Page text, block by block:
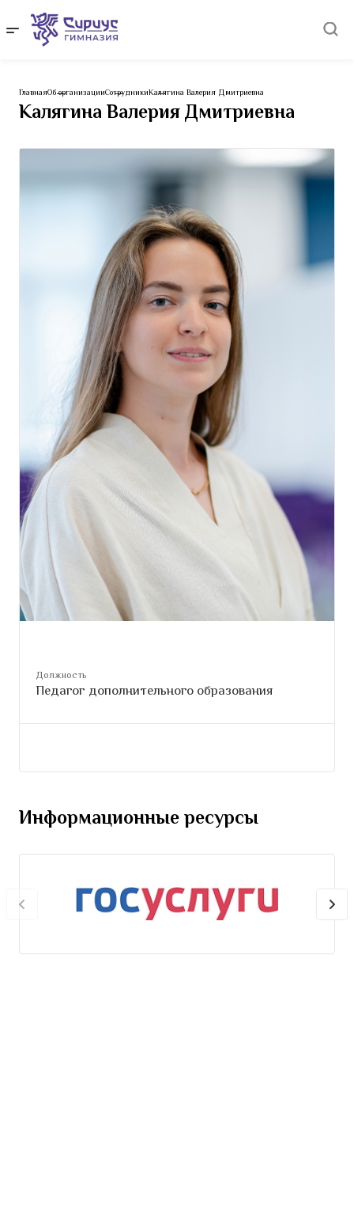
Калягина Валерия Дмитриевна
ГлавнаяОб организацииСотрудникиКалягина Валерия Дмитриевна
Должность
Педагог дополнительного образования
Информационные ресурсы